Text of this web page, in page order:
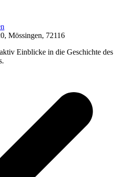
Mössingen, 72116
Einblicke in die Geschichte des